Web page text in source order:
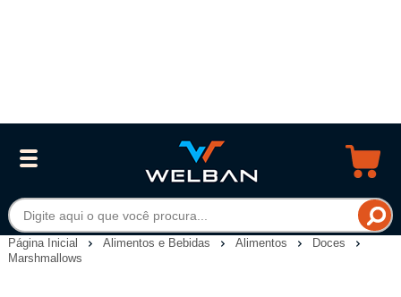
Página Inicial Alimentos e Bebidas Alimentos
Doces
Marshmallows